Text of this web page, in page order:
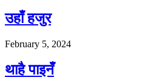
उहाँ हजुर
February 5, 2024
थाहै पाइनँ